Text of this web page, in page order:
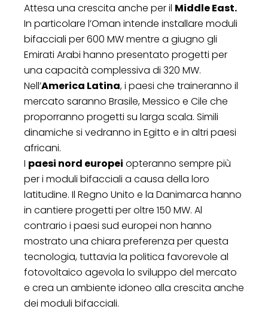
Attesa una crescita anche per il Middle East.
In particolare l’Oman intende installare moduli
bifacciali per 600 MW mentre a giugno gli
Emirati Arabi hanno presentato progetti per
una capacità complessiva di 320 MW.
Nell’America Latina, i paesi che traineranno il
mercato saranno Brasile, Messico e Cile che
proporranno progetti su larga scala. Simili
dinamiche si vedranno in Egitto e in altri paesi
africani.
I paesi nord europei opteranno sempre più
per i moduli bifacciali a causa della loro
latitudine. Il Regno Unito e la Danimarca hanno
in cantiere progetti per oltre 150 MW. Al
contrario i paesi sud europei non hanno
mostrato una chiara preferenza per questa
tecnologia, tuttavia la politica favorevole al
fotovoltaico agevola lo sviluppo del mercato
e crea un ambiente idoneo alla crescita anche
dei moduli bifacciali.